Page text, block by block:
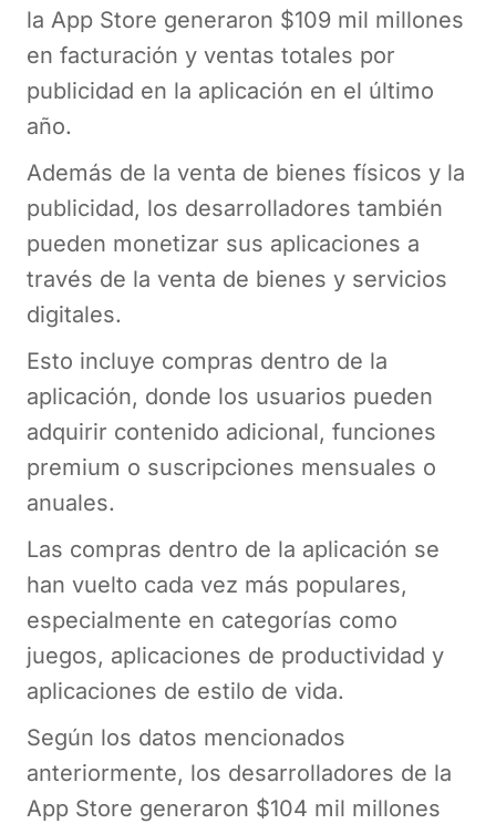
la App Store generaron $109 mil millones
en facturación y ventas totales por
publicidad en la aplicación en el último
año.
Además de la venta de bienes físicos y la
publicidad, los desarrolladores también
pueden monetizar sus aplicaciones a
través de la venta de bienes y servicios
digitales.
Esto incluye compras dentro de la
aplicación, donde los usuarios pueden
adquirir contenido adicional, funciones
premium o suscripciones mensuales o
anuales.
Las compras dentro de la aplicación se
han vuelto cada vez más populares,
especialmente en categorías como
juegos, aplicaciones de productividad y
aplicaciones de estilo de vida.
Según los datos mencionados
anteriormente, los desarrolladores de la
App Store generaron $104 mil millones